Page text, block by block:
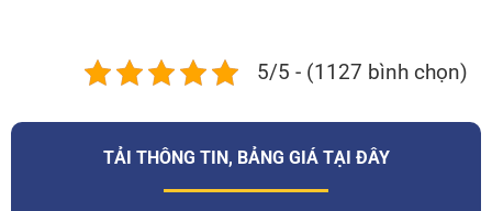
5/5 - (1127 bình chọn)
TẢI THÔNG TIN, BẢNG GIÁ TẠI ĐÂY